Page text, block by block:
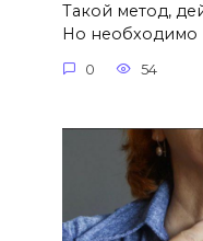
Такой метод,
Но необходимо
0 54